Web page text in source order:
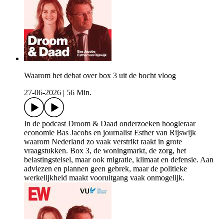
Waarom het debat over box 3 uit de bocht vloog
27-06-2026
56 Min.
In de podcast Droom & Daad onderzoeken hoogleraar
economie Bas Jacobs en journalist Esther van Rijswijk
waarom Nederland zo vaak verstrikt raakt in grote
vraagstukken. Box 3, de woningmarkt, de zorg, het
belastingstelsel, maar ook migratie, klimaat en defensie. Aan
adviezen en plannen geen gebrek, maar de politieke
werkelijkheid maakt vooruitgang vaak onmogelijk.